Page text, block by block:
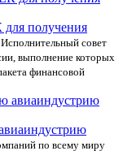
для получения
совет
выполнение которых
финансовой
по всему миру